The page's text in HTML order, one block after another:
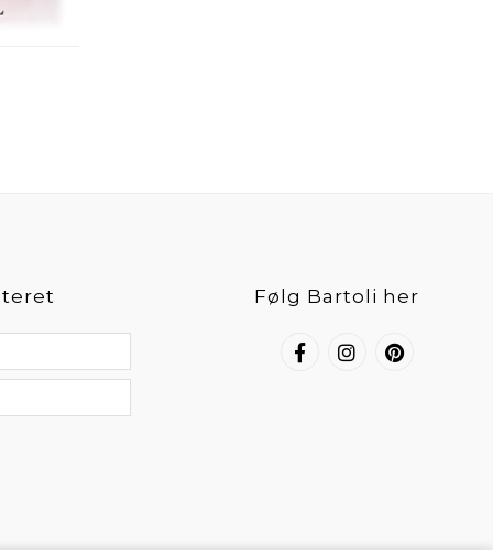
Følg Bartoli her